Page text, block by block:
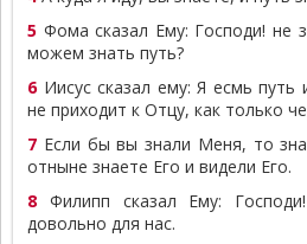
5 Фома сказал Ему: Господи! не
можем знать путь?
6Иисус сказал ему: Я есмь путь
не приходит к Отцу, как только
7 Если бы вы знали Меня, то
отныне знаете Его и видели Его.
8 Филипп сказал Ему:
довольно для нас.